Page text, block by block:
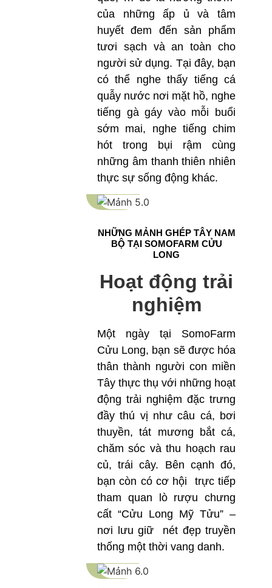
của những ấp ủ và tâm
huyết đem đến sản phẩm
tươi sạch và an toàn cho
người sử dụng. Tại đây, bạn
có thể nghe thấy tiếng cá
quẫy nước nơi mặt hồ, nghe
tiếng gà gáy vào mỗi buổi
sớm mai, nghe tiếng chim
hót trong bụi rậm cùng
những âm thanh thiên nhiên
thực sự sống động khác.
NHỮNG MẢNH GHÉP TÂY NAM
BỘ TẠI SOMOFARM CỬU
LONG
Hoạt động trải
nghiệm
Một ngày tại SomoFarm
Cửu Long, bạn sẽ được hóa
thân thành người con miền
Tây thực thụ với những hoạt
động trải nghiệm đặc trưng
đầy thú vị như câu cá, bơi
thuyền, tát mương bắt cá,
chăm sóc và thu hoạch rau
củ, trái cây. Bên cạnh đó,
bạn còn có cơ hội trực tiếp
tham quan lò rượu chưng
cất “Cửu Long Mỹ Tửu” –
nơi lưu giữ nét đẹp truyền
thống một thời vang danh.